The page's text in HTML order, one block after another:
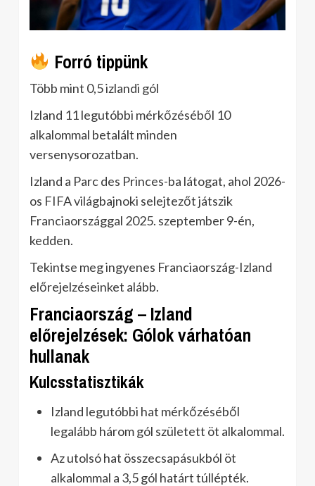
Forró tippünk
Több mint 0,5 izlandi gól
Izland 11 legutóbbi mérkőzéséből 10
alkalommal betalált minden
versenysorozatban.
Izland a Parc des Princes-ba látogat, ahol 2026-
os FIFA világbajnoki selejtezőt játszik
Franciaországgal 2025. szeptember 9-én,
kedden.
Tekintse meg ingyenes Franciaország-Izland
előrejelzéseinket alább.
Franciaország – Izland
előrejelzések: Gólok várhatóan
hullanak
Kulcsstatisztikák
Izland legutóbbi hat mérkőzéséből
legalább három gól született öt alkalommal.
Az utolsó hat összecsapásukból öt
alkalommal a 3,5 gól határt túllépték.